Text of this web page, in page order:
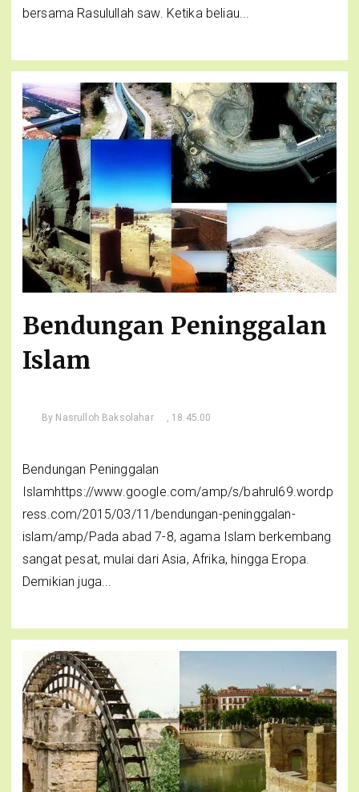
bersama Rasulullah saw. Ketika beliau...
Bendungan Peninggalan
Islam
By Nasrulloh Baksolahar , 18.45.00
Bendungan Peninggalan
Islamhttps://www.google.com/amp/s/bahrul69.wordp
ress.com/2015/03/11/bendungan-peninggalan-
islam/amp/Pada abad 7-8, agama Islam berkembang
sangat pesat, mulai dari Asia, Afrika, hingga Eropa.
Demikian juga...